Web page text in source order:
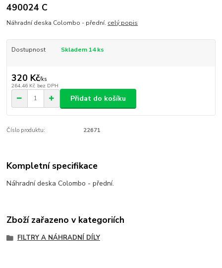
490024 C
Náhradní deska Colombo - přední. celý popis
Dostupnost Skladem 14 ks
320 Kč/ks
264,46 Kč bez DPH
Přidat do košíku
Číslo produktu: 22671
Kompletní specifikace
Náhradní deska Colombo - přední.
Zboží zařazeno v kategoriích
FILTRY A NÁHRADNÍ DÍLY